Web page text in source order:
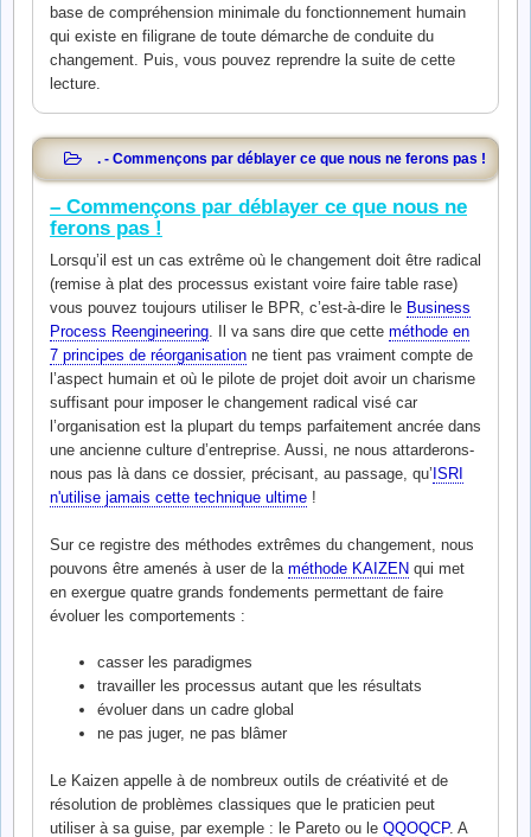
base de compréhension minimale du fonctionnement humain
qui existe en filigrane de toute démarche de conduite du
changement. Puis, vous pouvez reprendre la suite de cette
lecture.
. - Commençons par déblayer ce que nous ne ferons pas !
– Commençons par déblayer ce que nous ne
ferons pas !
Lorsqu’il est un cas extrême où le changement doit être radical
(remise à plat des processus existant voire faire table rase)
vous pouvez toujours utiliser le BPR, c’est-à-dire le Business
Process Reengineering. Il va sans dire que cette méthode en
7 principes de réorganisation ne tient pas vraiment compte de
l’aspect humain et où le pilote de projet doit avoir un charisme
suffisant pour imposer le changement radical visé car
l’organisation est la plupart du temps parfaitement ancrée dans
une ancienne culture d’entreprise. Aussi, ne nous attarderons-
nous pas là dans ce dossier, précisant, au passage, qu’ ISRI
n'utilise jamais cette technique ultime !
Sur ce registre des méthodes extrêmes du changement, nous
pouvons être amenés à user de la méthode KAIZEN qui met
en exergue quatre grands fondements permettant de faire
évoluer les comportements :
casser les paradigmes
travailler les processus autant que les résultats
évoluer dans un cadre global
ne pas juger, ne pas blâmer
Le Kaizen appelle à de nombreux outils de créativité et de
résolution de problèmes classiques que le praticien peut
utiliser à sa guise, par exemple : le Pareto ou le QQOQCP. A